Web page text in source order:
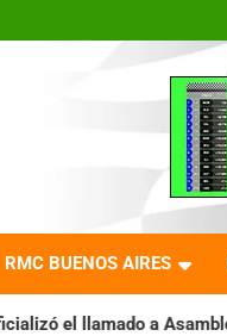
RMC BUENOS AIRES
General Ordinaria